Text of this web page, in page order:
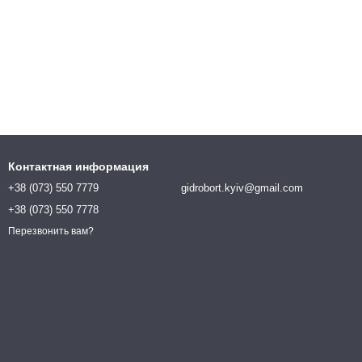
Контактная информация
+38 (073) 550 7779
+38 (073) 550 7778
Перезвонить вам?
gidrobort.kyiv@gmail.com